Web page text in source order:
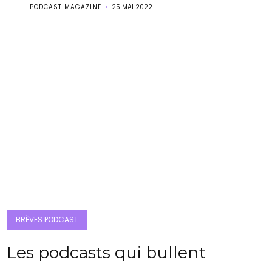
PODCAST MAGAZINE 25 MAI 2022
BRÈVES PODCAST
Les podcasts qui bullent